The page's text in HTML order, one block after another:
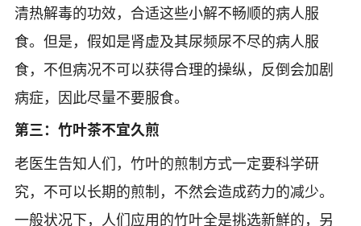
清热解毒的功效，合适这些小解不畅顺的病人服
食。但是，假如是肾虚及其尿频尿不尽的病人服
食，不但病况不可以获得合理的操纵，反倒会加剧
病症，因此尽量不要服食。
第三：竹叶茶不宜久煎
老医生告知人们，竹叶的煎制方式一定要科学研
究，不可以长期的煎制，不然会造成药力的减少。
一般状况下，人们应用的竹叶全是挑选新鮮的，另